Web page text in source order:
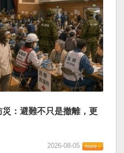
：避難不只是撤離，更
2026-08-05